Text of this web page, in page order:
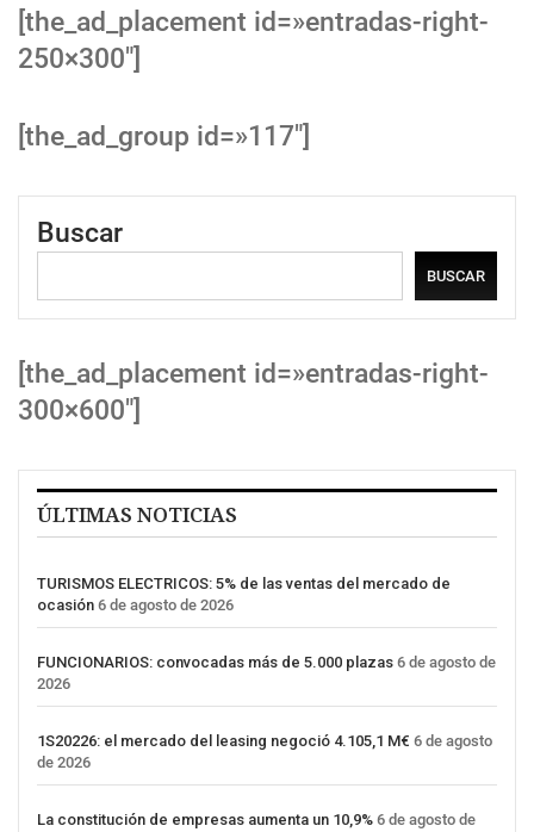
[the_ad_placement id=»entradas-right-
250×300″]
[the_ad_group id=»117″]
Buscar
BUSCAR
[the_ad_placement id=»entradas-right-
300×600″]
ÚLTIMAS NOTICIAS
TURISMOS ELECTRICOS: 5% de las ventas del mercado de
ocasión 6 de agosto de 2026
FUNCIONARIOS: convocadas más de 5.000 plazas 6 de agosto de
2026
1S20226: el mercado del leasing negoció 4.105,1 M€ 6 de agosto
de 2026
La constitución de empresas aumenta un 10,9% 6 de agosto de